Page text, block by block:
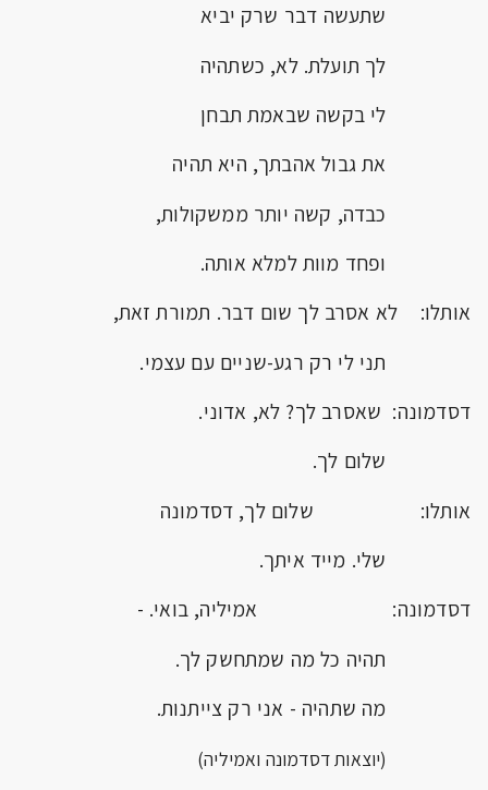
שתעשה דבר שרק יביא
לך תועלת. לא, כשתהיה
לי בקשה שבאמת תבחן
את גבול אהבתך, היא תהיה
כבדה, קשה יותר ממשקולות,
ופחד מוות למלא אותה.
אותלו: לא אסרב לך שום דבר. תמורת זאת,
תני לי רק רגע-שניים עם עצמי.
דסדמונה: שאסרב לך? לא, אדוני.
שלום לך.
אותלו: שלום לך, דסדמונה
שלי. מייד איתך.
דסדמונה: אמיליה, בואי. -
תהיה כל מה שמתחשק לך.
מה שתהיה - אני רק צייתנות.
(יוצאות דסדמונה ואמיליה)